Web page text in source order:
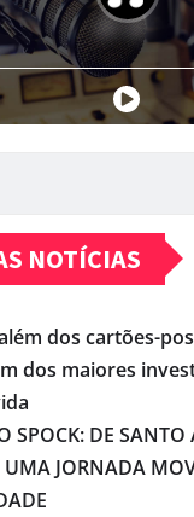
NOTÍCIAS
dos cartões-
dos maiores
SPOCK: DE SANTO
JORNADA